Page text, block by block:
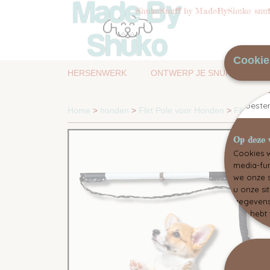
ShukoSnuff by MadeByShuko
HERSENWERK ONTWERP JE SNUFFELMAT
Home > honden > Flirt Pole voor Honden > Flirt Pole
Op deze
Cookies
media-
we onze
u onze
hen